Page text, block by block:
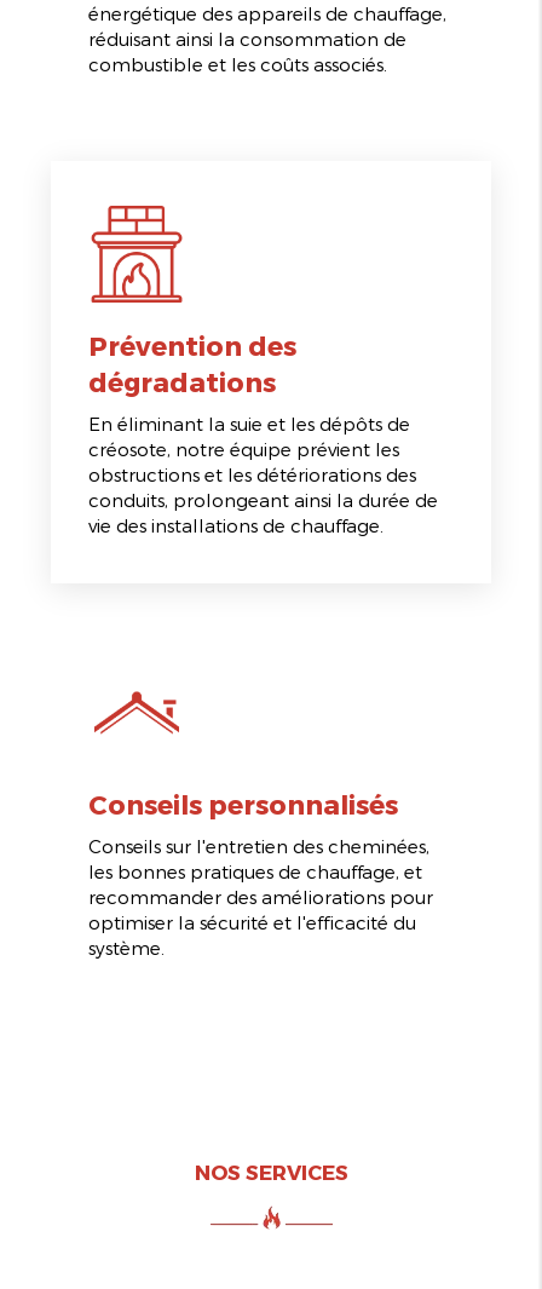
énergétique des appareils de chauffage,
réduisant ainsi la consommation de
combustible et les coûts associés.
Prévention des
dégradations
En éliminant la suie et les dépôts de
créosote, notre équipe prévient les
obstructions et les détériorations des
conduits, prolongeant ainsi la durée de
vie des installations de chauffage.
Conseils personnalisés
Conseils sur l'entretien des cheminées,
les bonnes pratiques de chauffage, et
recommander des améliorations pour
optimiser la sécurité et l'efficacité du
système.
NOS SERVICES